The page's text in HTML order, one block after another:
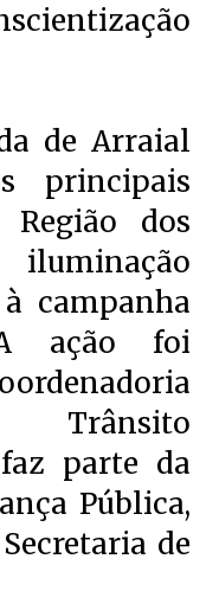
de Arraial
principais
Região dos
campanha
ação foi
faz parte da
Pública,
de